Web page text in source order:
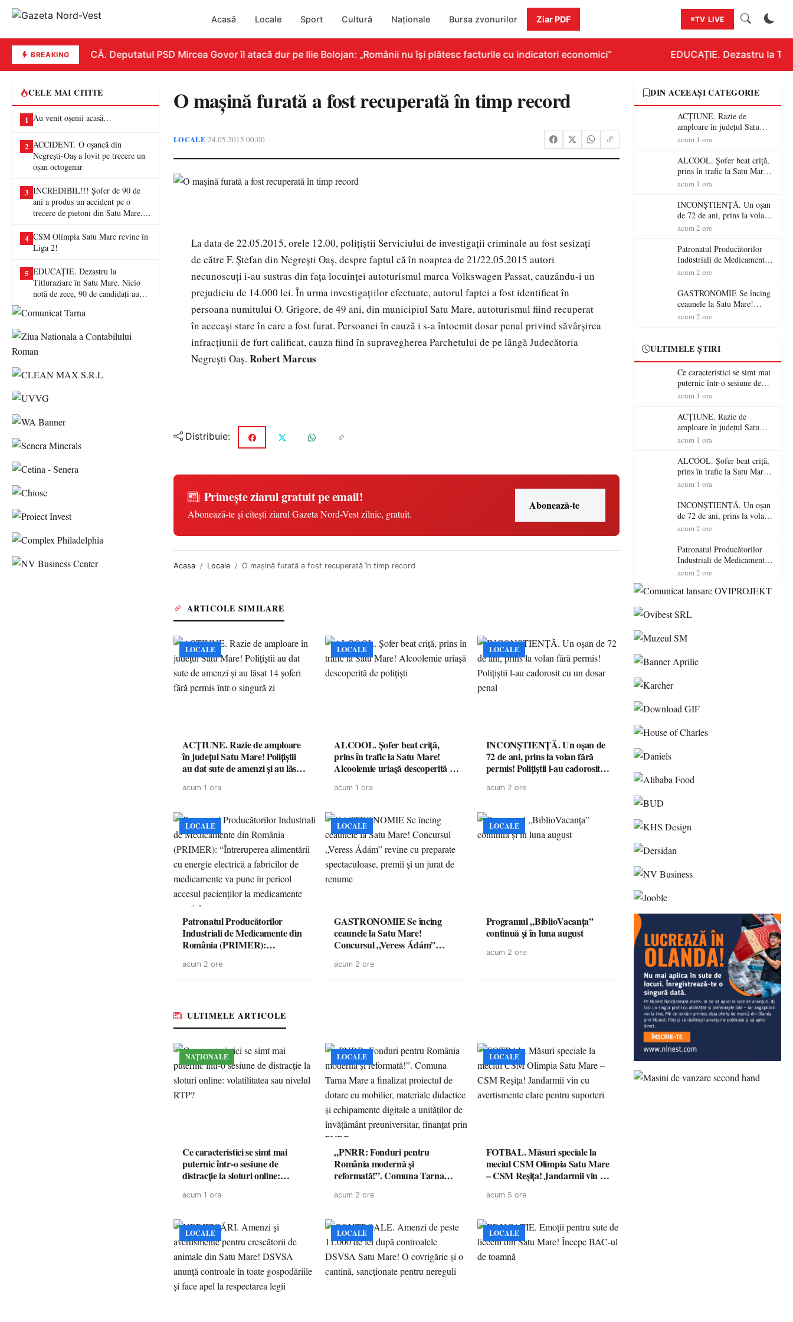
Acasă Locale Sport Cultură Naționale Bursa zvonurilor Ziar PDF TV LIVE
BREAKINGREPLICĂ. Deputatul PSD Mircea Govor îl atacă dur pe Ilie Bolojan: „Românii nu își plătesc facturile cu indicatori economici” EDUCAȚIE. Dezastru la
CELE MAI CITITE
1 Au venit oșenii acasă…
2 ACCIDENT. O oșancă din
Negrești-Oaș a lovit pe trecere un
oșan octogenar
3 INCREDIBIL!!! Șofer de 90 de
ani a produs un accident pe o
trecere de pietoni din Satu Mare. O
4 CSM Olimpia Satu Mare revine în
Liga 2!
5 EDUCAȚIE. Dezastru la
Titluraziare în Satu Mare. Nicio
notă de zece, 90 de candidați au
O maşină furată a fost recuperată în timp record
LOCALE•24.05.2015 00:00
La data de 22.05.2015, orele 12.00, polițiștii Serviciului de investigații criminale au fost sesizați
de către F. Ștefan din Negrești Oaș, despre faptul că în noaptea de 21/22.05.2015 autori
necunoscuți i-au sustras din fața locuinței autoturismul marca Volkswagen Passat, cauzându-i un
prejudiciu de 14.000 lei. În urma investigațiilor efectuate, autorul faptei a fost identificat în
persoana numitului O. Grigore, de 49 ani, din municipiul Satu Mare, autoturismul fiind recuperat
în aceeași stare în care a fost furat. Persoanei în cauză i s-a întocmit dosar penal privind săvârșirea
infracțiunii de furt calificat, cauza fiind în supravegherea Parchetului de pe lângă Judecătoria
Negrești Oaș. Robert Marcus
Distribuie:
Primește ziarul gratuit pe email!
Abonează-te și citești ziarul Gazeta Nord-Vest zilnic, gratuit.
Abonează-te
Acasa Locale O maşină furată a fost recuperată în timp record
ARTICOLE SIMILARE
LOCALE
ACȚIUNE. Razie de amploare
în județul Satu Mare! Polițiștii
au dat sute de amenzi și au lăsat
singură zi
acum 1 ora
LOCALE
ALCOOL. Șofer beat criță,
prins în trafic la Satu Mare!
Alcoolemie uriașă descoperită de
acum 1 ora
LOCALE
INCONȘTIENȚĂ. Un oșan de
72 de ani, prins la volan fără
permis! Polițiștii l-au cadorosit
acum 2 ore
LOCALE
Patronatul Producătorilor
Industriali de Medicamente din
România (PRIMER):
energie electrică a fabricilor de
acum 2 ore
LOCALE
GASTRONOMIE Se încing
ceaunele la Satu Mare!
Concursul „Veress Ádám”
spectaculoase, premii și un jurat
acum 2 ore
LOCALE
Programul „BiblioVacanța”
continuă și în luna august
acum 2 ore
ULTIMELE ARTICOLE
NAȚIONALE
Ce caracteristici se simt mai
puternic într-o sesiune de
distracție la sloturi online:
acum 1 ora
LOCALE
„PNRR: Fonduri pentru
România modernă și
reformată!”. Comuna Tarna
dotare cu mobilier, materiale
a unităților de învățământ
preuniversitar, finanțat prin
PNRR
acum 2 ore
LOCALE
FOTBAL. Măsuri speciale la
meciul CSM Olimpia Satu Mare
– CSM Reșița! Jandarmii vin cu
suporteri
acum 5 ore
LOCALE LOCALE LOCALE
DIN ACEEAȘI CATEGORIE
ACȚIUNE. Razie de
amploare în județul Satu
Mare! Polițiștii au dat sute
șoferi fără permis într-o
singură zi
acum 1 ora
ALCOOL. Șofer beat criță,
prins în trafic la Satu Mare!
Alcoolemie uriașă
acum 1 ora
INCONȘTIENȚĂ. Un oșan
de 72 de ani, prins la volan
fără permis! Polițiștii l-au
acum 2 ore
Patronatul Producătorilor
Industriali de Medicamente
din România (PRIMER):
energie electrică a fabricilor
de medicamente va pune în
pericol accesul pacienților la
medicamente esențiale
acum 2 ore
GASTRONOMIE Se încing
ceaunele la Satu Mare!
Concursul „Veress Ádám”
jurat de renume
acum 2 ore
ULTIMELE ȘTIRI
Ce caracteristici se simt mai
puternic într-o sesiune de
distracție la sloturi online:
RTP?
acum 1 ora
ACȚIUNE. Razie de
amploare în județul Satu
Mare! Polițiștii au dat sute
șoferi fără permis într-o
singură zi
acum 1 ora
ALCOOL. Șofer beat criță,
prins în trafic la Satu Mare!
Alcoolemie uriașă
acum 1 ora
INCONȘTIENȚĂ. Un oșan
de 72 de ani, prins la volan
fără permis! Polițiștii l-au
acum 2 ore
Patronatul Producătorilor
Industriali de Medicamente
din România (PRIMER):
energie electrică a fabricilor
pericol accesul pacienților la
acum 2 ore